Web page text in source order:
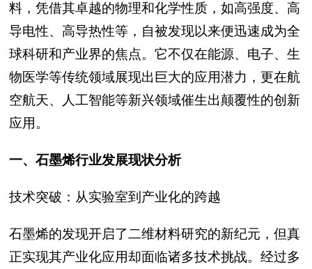
料，凭借其卓越的物理和化学性质，如高强度、高
导电性、高导热性等，自被发现以来便迅速成为全
球科研和产业界的焦点。它不仅在能源、电子、生
物医学等传统领域展现出巨大的应用潜力，更在航
空航天、人工智能等新兴领域催生出颠覆性的创新
应用。
一、石墨烯行业发展现状分析
技术突破：从实验室到产业化的跨越
石墨烯的发现开启了二维材料研究的新纪元，但真
正实现其产业化应用却面临诸多技术挑战。经过多